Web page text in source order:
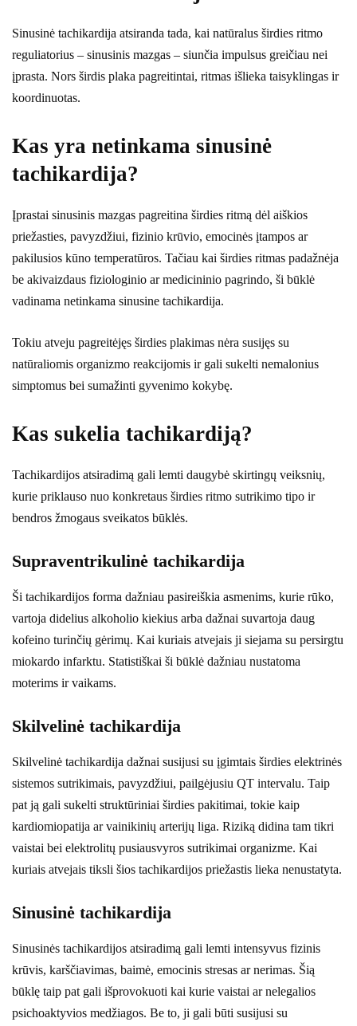
Sinusinė tachikardija atsiranda tada, kai natūralus širdies ritmo
reguliatorius – sinusinis mazgas – siunčia impulsus greičiau nei
įprasta. Nors širdis plaka pagreitintai, ritmas išlieka taisyklingas ir
koordinuotas.
Kas yra netinkama sinusinė
tachikardija?
Įprastai sinusinis mazgas pagreitina širdies ritmą dėl aiškios
priežasties, pavyzdžiui, fizinio krūvio, emocinės įtampos ar
pakilusios kūno temperatūros. Tačiau kai širdies ritmas padažnėja
be akivaizdaus fiziologinio ar medicininio pagrindo, ši būklė
vadinama netinkama sinusine tachikardija.
Tokiu atveju pagreitėjęs širdies plakimas nėra susijęs su
natūraliomis organizmo reakcijomis ir gali sukelti nemalonius
simptomus bei sumažinti gyvenimo kokybę.
Kas sukelia tachikardiją?
Tachikardijos atsiradimą gali lemti daugybė skirtingų veiksnių,
kurie priklauso nuo konkretaus širdies ritmo sutrikimo tipo ir
bendros žmogaus sveikatos būklės.
Supraventrikulinė tachikardija
Ši tachikardijos forma dažniau pasireiškia asmenims, kurie rūko,
vartoja didelius alkoholio kiekius arba dažnai suvartoja daug
kofeino turinčių gėrimų. Kai kuriais atvejais ji siejama su persirgtu
miokardo infarktu. Statistiškai ši būklė dažniau nustatoma
moterims ir vaikams.
Skilvelinė tachikardija
Skilvelinė tachikardija dažnai susijusi su įgimtais širdies elektrinės
sistemos sutrikimais, pavyzdžiui, pailgėjusiu QT intervalu. Taip
pat ją gali sukelti struktūriniai širdies pakitimai, tokie kaip
kardiomiopatija ar vainikinių arterijų liga. Riziką didina tam tikri
vaistai bei elektrolitų pusiausvyros sutrikimai organizme. Kai
kuriais atvejais tiksli šios tachikardijos priežastis lieka nenustatyta.
Sinusinė tachikardija
Sinusinės tachikardijos atsiradimą gali lemti intensyvus fizinis
krūvis, karščiavimas, baimė, emocinis stresas ar nerimas. Šią
būklę taip pat gali išprovokuoti kai kurie vaistai ar nelegalios
psichoaktyvios medžiagos. Be to, ji gali būti susijusi su